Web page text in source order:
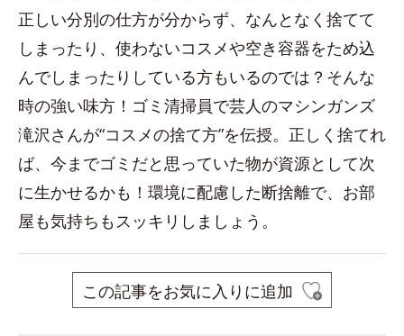
正しい分別の仕方が分からず、なんとなく捨てて
しまったり、使わないコスメや空き容器をため込
んでしまったりしている方もいるのでは？そんな
時の強い味方！ゴミ清掃員で芸人のマシンガンズ
滝沢さんが“コスメの捨て方”を伝授。正しく捨てれ
ば、今までゴミだと思っていた物が資源として次
に生かせるかも！環境に配慮した断捨離で、お部
屋も気持ちもスッキリしましょう。
この記事をお気に入りに追加